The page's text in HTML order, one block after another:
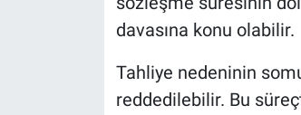
davasına konu olabilir.
Tahliye nedeninin
reddedilebilir. Bu